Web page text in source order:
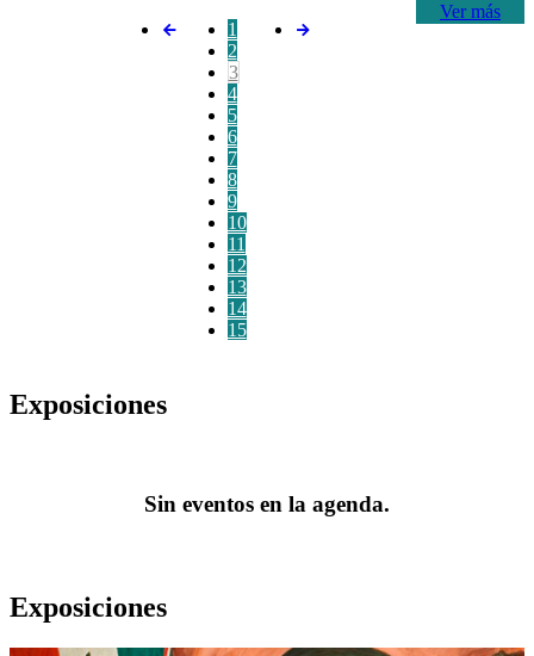
Ver más
1
2
3
4
5
6
7
8
9
10
11
12
13
14
15
Exposiciones
Sin eventos en la agenda.
Exposiciones